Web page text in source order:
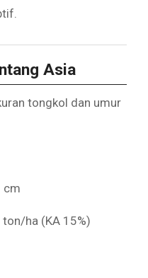
Asia
tongkol dan umur
cm
ha (KA 15%)